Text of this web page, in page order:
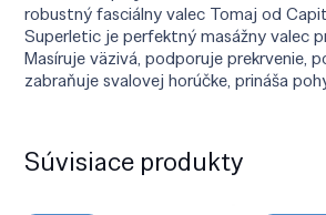
robustný fasciálny valec Tomaj od
Superletic je perfektný masážny valec
Masíruje väzivá, podporuje prekrvenie,
zabraňuje svalovej horúčke, prináša
Súvisiace produkty